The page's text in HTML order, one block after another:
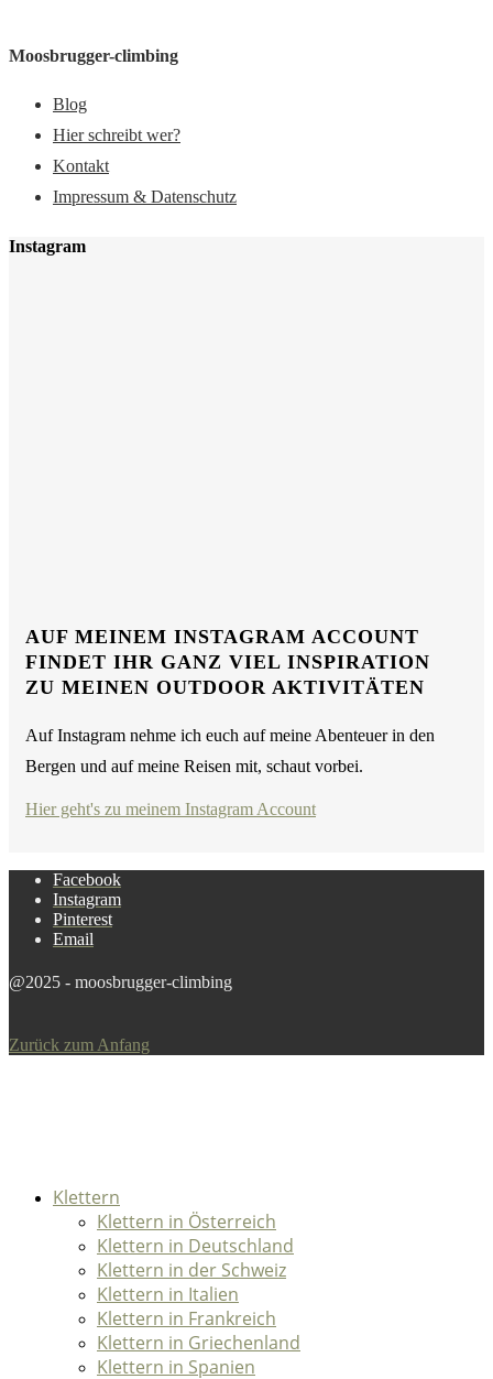
Moosbrugger-climbing
Blog
Hier schreibt wer?
Kontakt
Impressum & Datenschutz
Instagram
AUF MEINEM INSTAGRAM ACCOUNT
FINDET IHR GANZ VIEL INSPIRATION
ZU MEINEN OUTDOOR AKTIVITÄTEN
Auf Instagram nehme ich euch auf meine Abenteuer in den
Bergen und auf meine Reisen mit, schaut vorbei.
Hier geht's zu meinem Instagram Account
Facebook
Instagram
Pinterest
Email
@2025 - moosbrugger-climbing
Zurück zum Anfang
Klettern
Klettern in Österreich
Klettern in Deutschland
Klettern in der Schweiz
Klettern in Italien
Klettern in Frankreich
Klettern in Griechenland
Klettern in Spanien